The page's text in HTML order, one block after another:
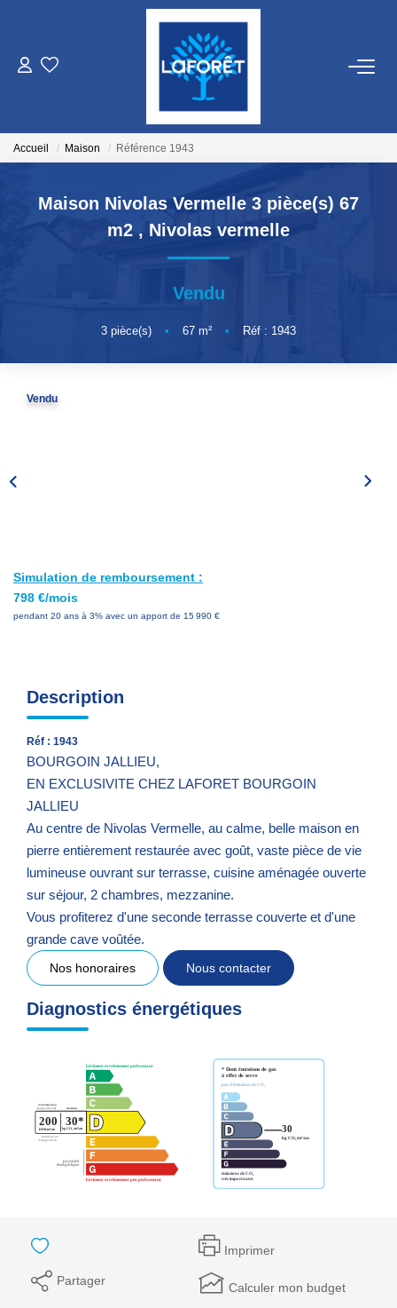
LOCATIONS
GESTION
NOS AGENCES
CONTACT
Accueil Maison Référence 1943
Maison Nivolas Vermelle 3 pièce(s) 67
m2 , Nivolas vermelle
Vendu
3 pièce(s) • 67 m² • Réf : 1943
Vendu
Simulation de remboursement :
798 €/mois
pendant 20 ans à 3% avec un apport de 15 990 €
Description
Réf : 1943
BOURGOIN JALLIEU,
EN EXCLUSIVITE CHEZ LAFORET BOURGOIN
JALLIEU
Au centre de Nivolas Vermelle, au calme, belle maison en
pierre entièrement restaurée avec goût, vaste pièce de vie
lumineuse ouvrant sur terrasse, cuisine aménagée ouverte
sur séjour, 2 chambres, mezzanine.
Vous profiterez d'une seconde terrasse couverte et d'une
grande cave voûtée.
Nos honoraires Nous contacter
Diagnostics énergétiques
Imprimer
Partager Calculer mon budget